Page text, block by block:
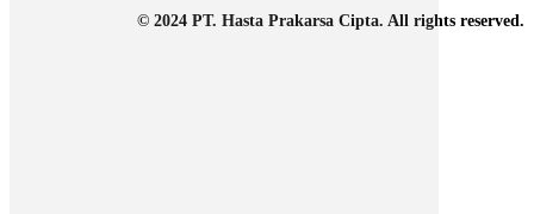
© 2024 PT. Hasta Prakarsa Cipta. All rights reserved.